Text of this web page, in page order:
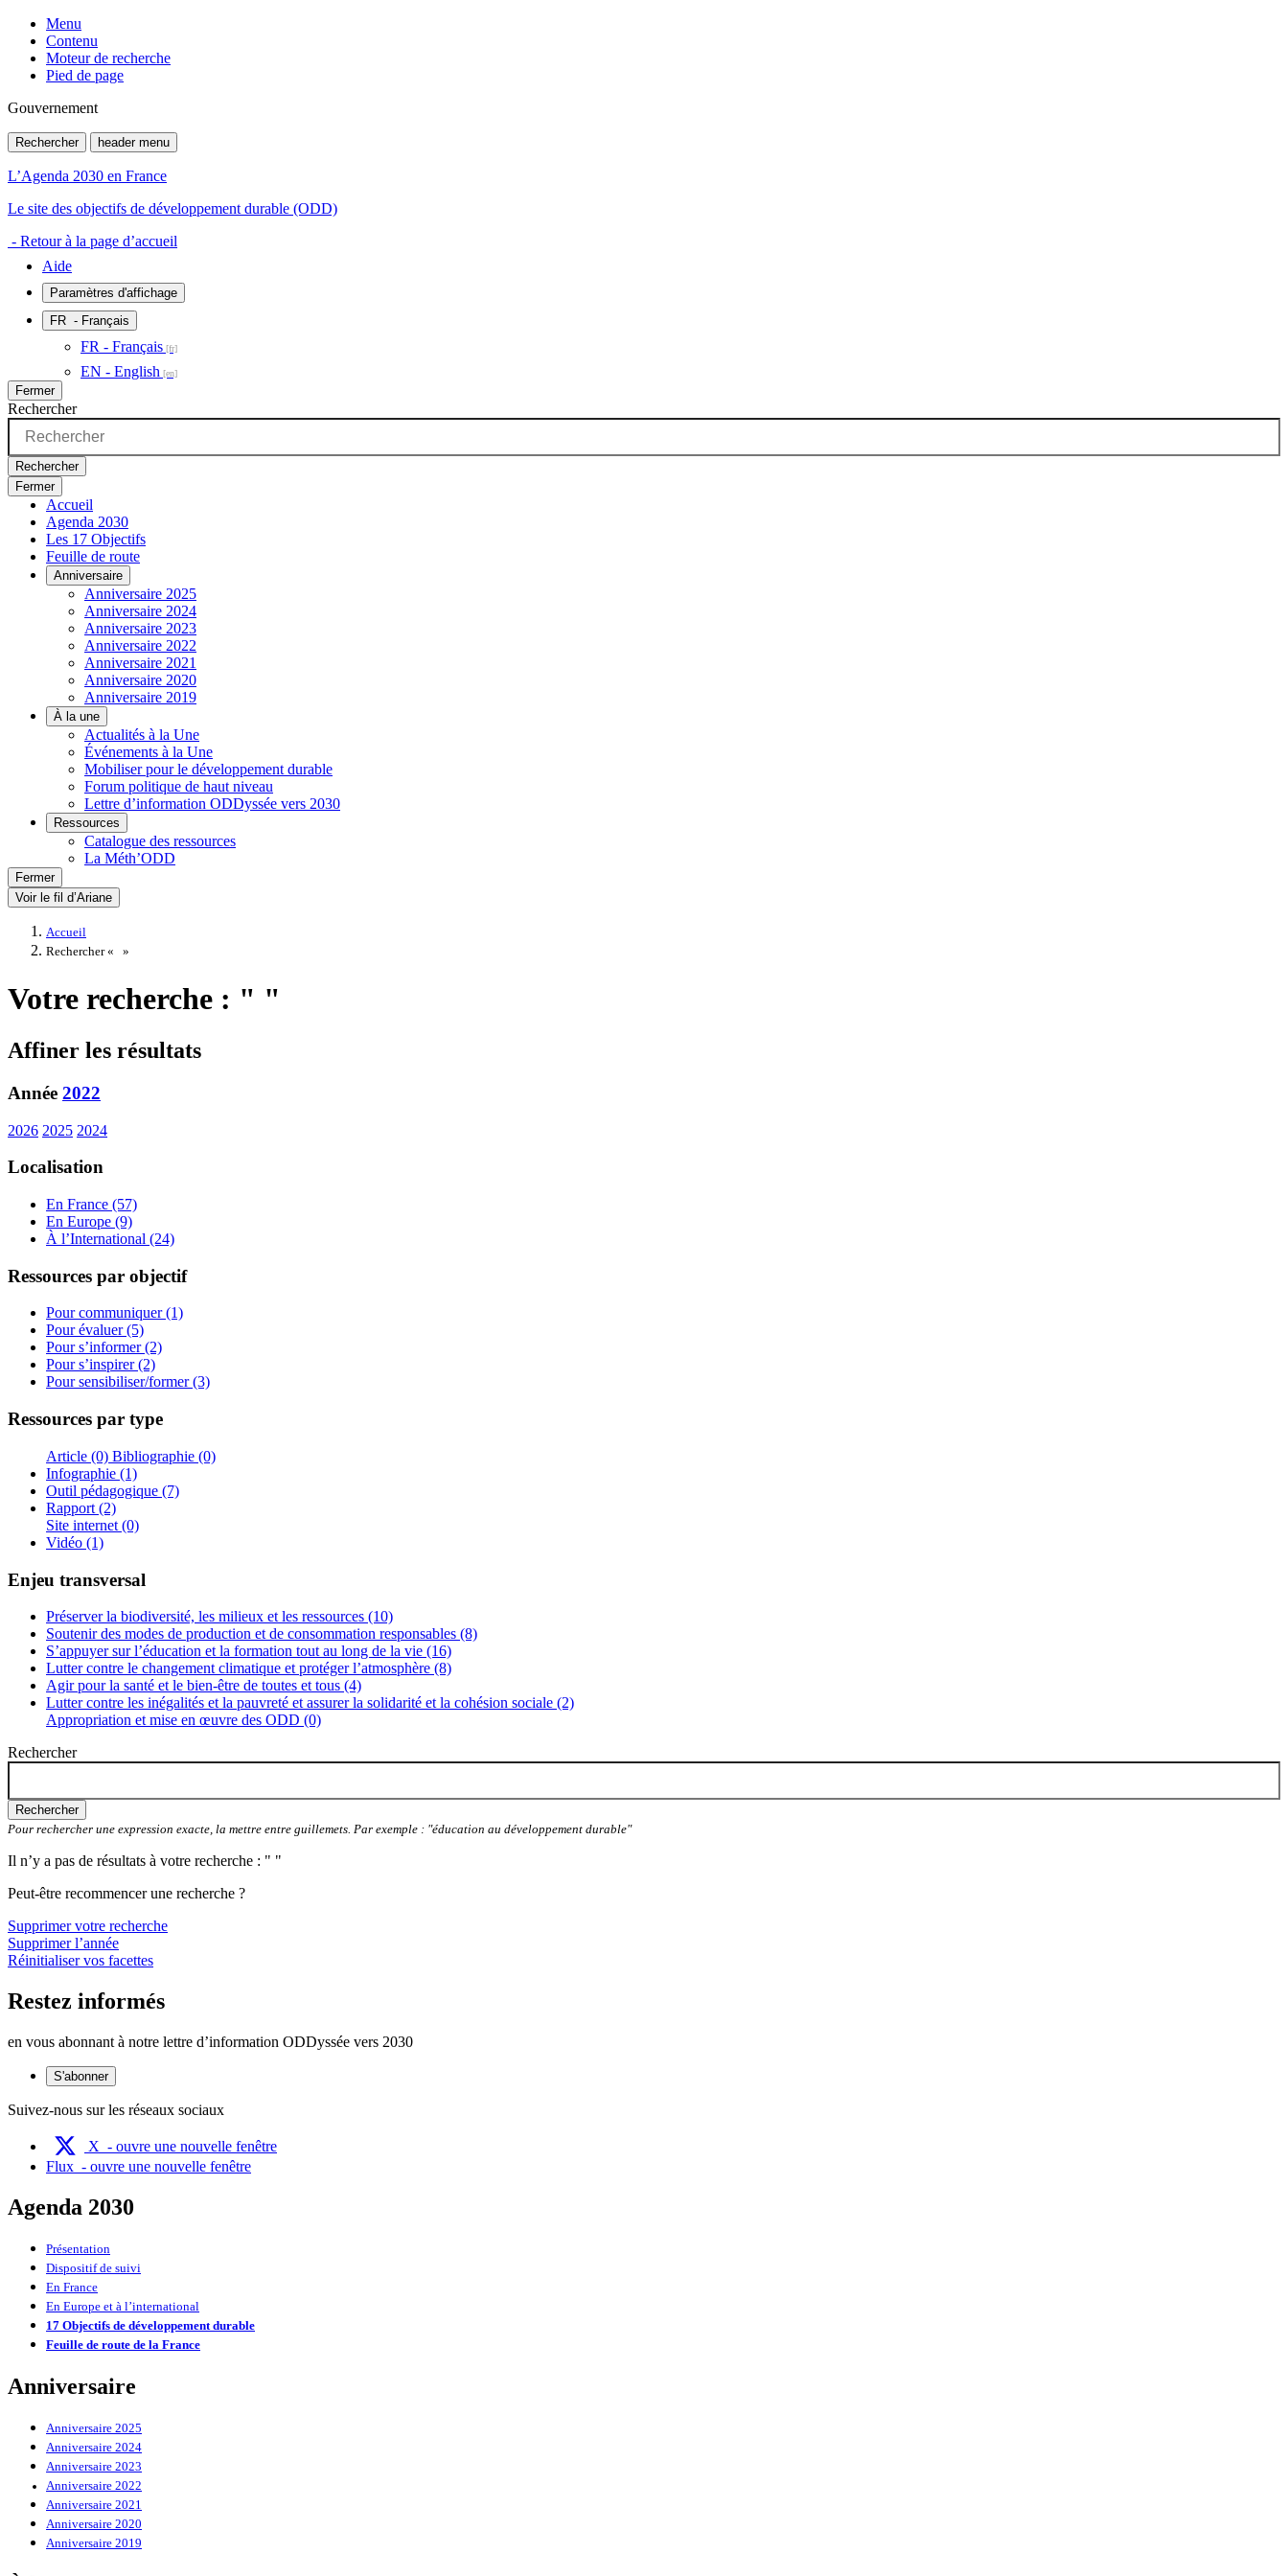
Menu
Contenu
Moteur de recherche
Pied de page
Gouvernement
Rechercher header menu
L’Agenda 2030 en France
Le site des objectifs de développement durable (ODD)
- Retour à la page d’accueil
Aide
Paramètres d'affichage
FR - Français
FR - Français
EN - English
Fermer
Rechercher
Rechercher
Fermer
Accueil
Agenda 2030
Les 17 Objectifs
Feuille de route
Anniversaire
Anniversaire 2025
Anniversaire 2024
Anniversaire 2023
Anniversaire 2022
Anniversaire 2021
Anniversaire 2020
Anniversaire 2019
À la une
Actualités à la Une
Événements à la Une
Mobiliser pour le développement durable
Forum politique de haut niveau
Lettre d’information ODDyssée vers 2030
Ressources
Catalogue des ressources
La Méth’ODD
Fermer
Voir le fil d’Ariane
Accueil
Rechercher «
»
Votre recherche : " "
Affiner les résultats
Année 2022
2026 2025 2024
Localisation
En France (57)
En Europe (9)
À l’International (24)
Ressources par objectif
Pour communiquer (1)
Pour évaluer (5)
Pour s’informer (2)
Pour s’inspirer (2)
Pour sensibiliser/former (3)
Ressources par type
Article (0) Bibliographie (0)
Infographie (1)
Outil pédagogique (7)
Rapport (2)
Site internet (0)
Vidéo (1)
Enjeu transversal
Préserver la biodiversité, les milieux et les ressources (10)
Soutenir des modes de production et de consommation responsables (8)
S’appuyer sur l’éducation et la formation tout au long de la vie (16)
Lutter contre le changement climatique et protéger l’atmosphère (8)
Agir pour la santé et le bien-être de toutes et tous (4)
Lutter contre les inégalités et la pauvreté et assurer la solidarité et la cohésion sociale (2)
Appropriation et mise en œuvre des ODD (0)
Rechercher
Rechercher
Pour rechercher une expression exacte, la mettre entre guillemets. Par exemple : "éducation au développement durable"
Il n’y a pas de résultats à votre recherche : " "
Peut-être recommencer une recherche ?
Supprimer votre recherche
Supprimer l’année
Réinitialiser vos facettes
Restez informés
en vous abonnant à notre lettre d’information ODDyssée vers 2030
S'abonner
Suivez-nous sur les réseaux sociaux
X - ouvre une nouvelle fenêtre
Flux - ouvre une nouvelle fenêtre
Agenda 2030
Présentation
Dispositif de suivi
En France
En Europe et à l’international
17 Objectifs de développement durable
Feuille de route de la France
Anniversaire
Anniversaire 2025
Anniversaire 2024
Anniversaire 2023
Anniversaire 2022
Anniversaire 2021
Anniversaire 2020
Anniversaire 2019